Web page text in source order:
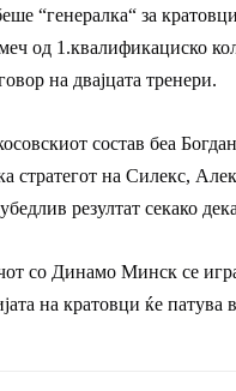
“генералка“ за
од 1.квалификациско
на двајцата тренери.
состав беа
стратегот на Силекс,
резултат секако
со Динамо Минск се
на кратовци ќе патува